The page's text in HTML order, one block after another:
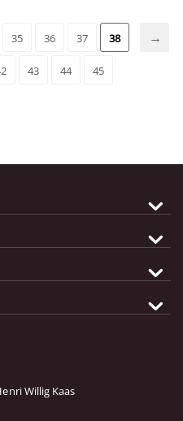
35 36 37 38
43 44 45
Willig Kaas